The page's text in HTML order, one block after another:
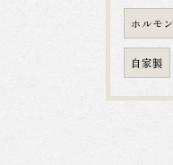
ホルモン
自家製